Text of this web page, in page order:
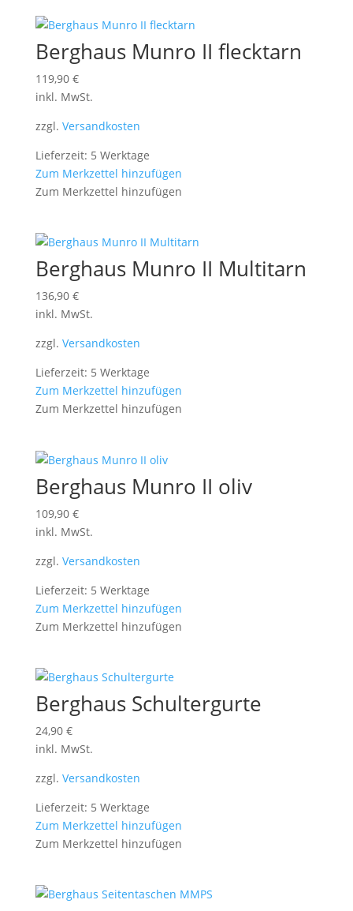
Berghaus Munro II flecktarn
119,90 €
inkl. MwSt.
zzgl. Versandkosten
Lieferzeit: 5 Werktage
Zum Merkzettel hinzufügen
Zum Merkzettel hinzufügen
Berghaus Munro II Multitarn
136,90 €
inkl. MwSt.
zzgl. Versandkosten
Lieferzeit: 5 Werktage
Zum Merkzettel hinzufügen
Zum Merkzettel hinzufügen
Berghaus Munro II oliv
109,90 €
inkl. MwSt.
zzgl. Versandkosten
Lieferzeit: 5 Werktage
Zum Merkzettel hinzufügen
Zum Merkzettel hinzufügen
Berghaus Schultergurte
24,90 €
inkl. MwSt.
zzgl. Versandkosten
Lieferzeit: 5 Werktage
Zum Merkzettel hinzufügen
Zum Merkzettel hinzufügen